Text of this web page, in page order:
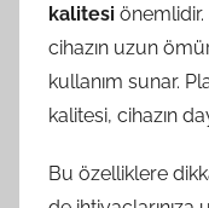
kalitesi
cihazın uzun
kullanım sunar.
kalitesi, cihazın
Bu özelliklere